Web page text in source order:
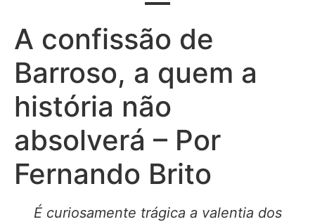
A confissão de
Barroso, a quem a
história não
absolverá – Por
Fernando Brito
É curiosamente trágica a valentia dos